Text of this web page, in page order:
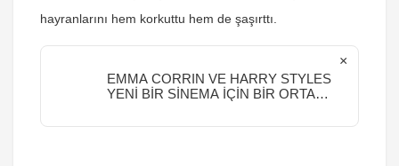
hayranlarını hem korkuttu hem de şaşırttı.
EMMA CORRIN VE HARRY STYLES
YENİ BİR SİNEMA İÇİN BİR ORTAYA
×